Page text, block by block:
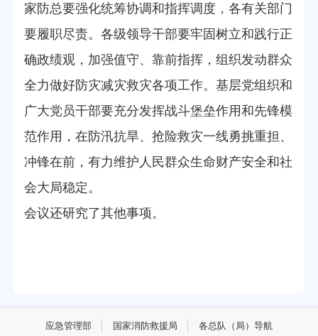
家防总要强化统筹协调和指挥调度，各有关部门
要履职尽责。各级领导干部要牢固树立和践行正
确政绩观，加强值守、靠前指挥，组织发动群众
全力做好防灾减灾救灾各项工作。基层党组织和
广大党员干部要充分发挥战斗堡垒作用和先锋模
范作用，在防汛抗旱、抢险救灾一线勇挑重担、
冲锋在前，有力维护人民群众生命财产安全和社
会大局稳定。
会议还研究了其他事项。
应急管理部 国家消防救援局
各总队（局）导航